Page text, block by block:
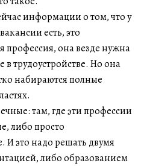
информации о том, что у
есть, это
профессия, она везде нужна
трудоустройстве. Но она
набираются полные
там, где эти профессии
либо просто
это надо решать двумя
либо образованием